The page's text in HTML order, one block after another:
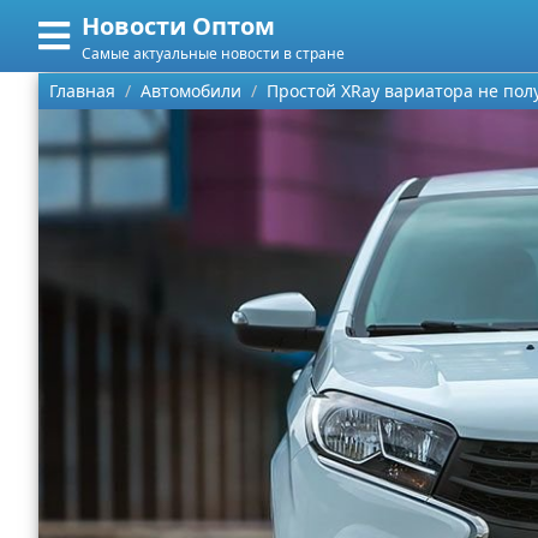
Новости Оптом
Самые актуальные новости в стране
Меню
Главная
Категории
Знаменитости
Культура
Контакты
Условия предоставления информации
Главная Автомобили Простой XRay вариатора не